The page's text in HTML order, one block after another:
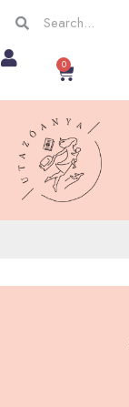
Skip
to
Keresés
Keresés
0
Kosár